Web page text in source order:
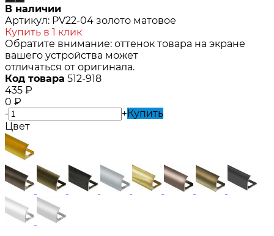
В наличии
Артикул: PV22-04 золото матовое
Купить в 1 клик
Обратите внимание: оттенок товара на экране
вашего устройства может
отличаться от оригинала.
Код товара 512-918
435 ₽
0 ₽
-
+Купить
Цвет